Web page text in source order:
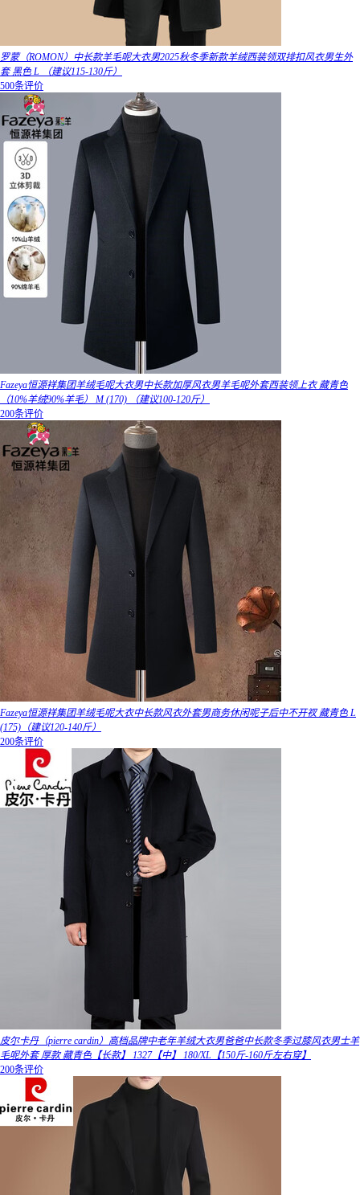
罗蒙（ROMON）中长款羊毛呢大衣男2025秋冬季新款羊绒西装领双排扣风衣男生外
套 黑色 L （建议115-130斤）
500条评价
Fazeya恒源祥集团羊绒毛呢大衣男中长款加厚风衣男羊毛呢外套西装领上衣 藏青色
（10%羊绒90%羊毛） M (170) （建议100-120斤）
200条评价
Fazeya恒源祥集团羊绒毛呢大衣中长款风衣外套男商务休闲呢子后中不开衩 藏青色 L
(175)（建议120-140斤）
200条评价
皮尔卡丹（pierre cardin）高档品牌中老年羊绒大衣男爸爸中长款冬季过膝风衣男士羊
毛呢外套 厚款 藏青色【长款】 1327【中】 180/XL【150斤-160斤左右穿】
200条评价